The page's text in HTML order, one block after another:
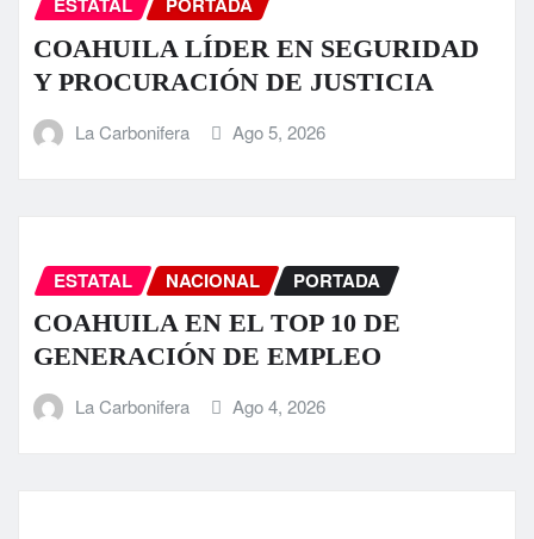
ESTATAL PORTADA
COAHUILA LÍDER EN SEGURIDAD
Y PROCURACIÓN DE JUSTICIA
La Carbonifera Ago 5, 2026
ESTATAL NACIONAL PORTADA
COAHUILA EN EL TOP 10 DE
GENERACIÓN DE EMPLEO
La Carbonifera Ago 4, 2026